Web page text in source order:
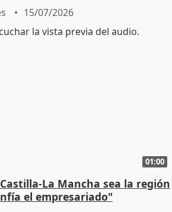
15/07/2026
01:00
La Mancha sea la región
el empresariado"